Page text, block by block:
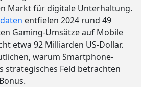
Markt für digitale Unterhaltung.
entfielen 2024 rund 49
Gaming-Umsätze auf Mobile
etwa 92 Milliarden US-Dollar.
warum Smartphone-
strategisches Feld betrachten